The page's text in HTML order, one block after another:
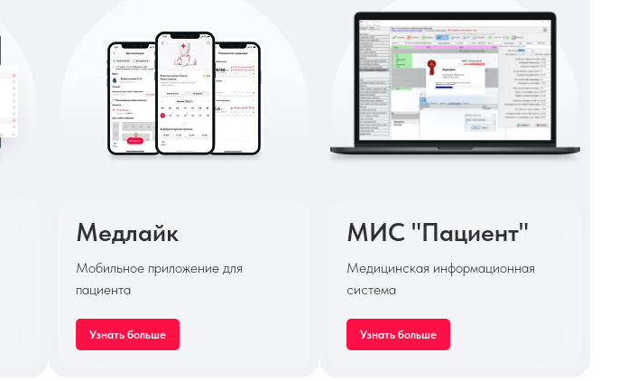
Медлайк
Мобильное приложение для
пациента
Узнать больше
МИС "Пациент"
Медицинская информационная
система
Узнать больше